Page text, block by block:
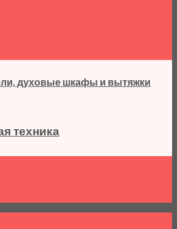
духовые шкафы и вытяжки
техника